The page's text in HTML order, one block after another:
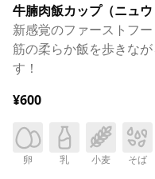
牛腩肉飯カップ（ニュウ
新感覚のファーストフ
筋の柔らか飯を歩きなが
す！
¥600
卵 乳 小麦 そば